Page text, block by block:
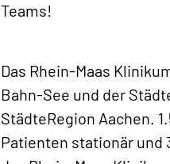
Teams!
Das Rhein-Maas
Bahn-See und der
StädteRegion Aachen.
Patienten stationär und